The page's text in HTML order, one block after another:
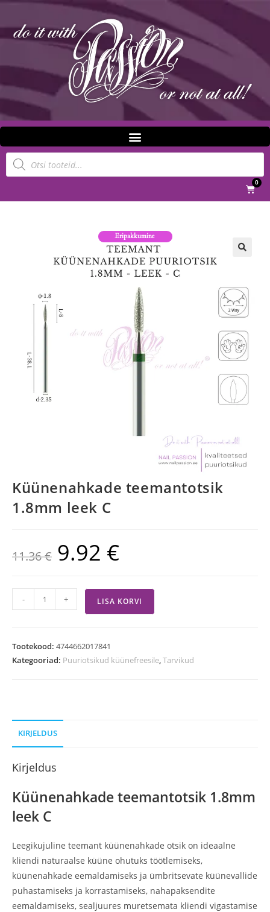
0
Eripakkumine
Küünenahkade teemantotsik
1.8mm leek C
11.36€ 9.92 €
- + LISA KORVI
Tootekood: 4744662017841
Kategooriad: Puuriotsikud küünefreesile,Tarvikud
KIRJELDUS
Kirjeldus
Küünenahkade teemantotsik 1.8mm
leek C
Leegikujuline teemant küünenahkade otsik on ideaalne
kliendi naturaalse küüne ohutuks töötlemiseks,
küünenahkade eemaldamiseks ja ümbritsevate küünevallide
puhastamiseks ja korrastamiseks, nahapaksendite
eemaldamiseks, sealjuures muretsemata kliendi vigastamise